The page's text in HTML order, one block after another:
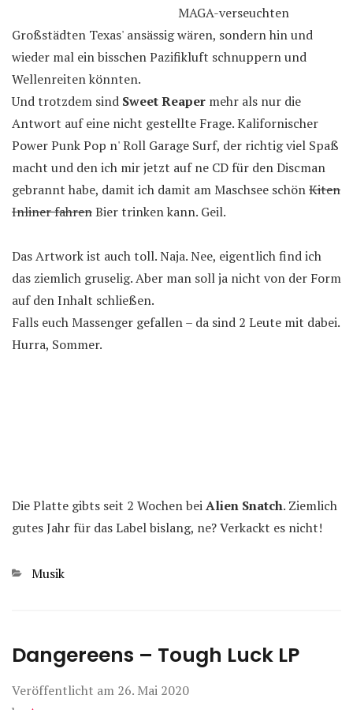
MAGA-verseuchten
Großstädten Texas' ansässig wären, sondern hin und
wieder mal ein bisschen Pazifikluft schnuppern und
Wellenreiten könnten.
Und trotzdem sind Sweet Reaper mehr als nur die
Antwort auf eine nicht gestellte Frage. Kalifornischer
Power Punk Pop n' Roll Garage Surf, der richtig viel Spaß
macht und den ich mir jetzt auf ne CD für den Discman
gebrannt habe, damit ich damit am Maschsee schönKiten
Inliner fahrenBier trinken kann. Geil.
Das Artwork ist auch toll. Naja. Nee, eigentlich find ich
das ziemlich gruselig. Aber man soll ja nicht von der Form
auf den Inhalt schließen.
Falls euch Massenger gefallen – da sind 2 Leute mit dabei.
Hurra, Sommer.
Die Platte gibts seit 2 Wochen beiAlien Snatch. Ziemlich
gutes Jahr für das Label bislang, ne? Verkackt es nicht!
Kategorien
Musik
Dangereens – Tough Luck LP
Veröffentlicht am 26. Mai 2020